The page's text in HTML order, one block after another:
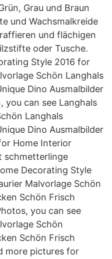
Grau und Braun
und Wachsmalkreide
und flächigen
oder Tusche.
Style 2016 for
Schön Langhals
Dino Ausmalbilder
you can see Langhals
Langhals
Dino Ausmalbilder
Home Interior
schmetterlinge
Decorating Style
Malvorlage Schön
Schön Frisch
you can see
Schön
Schön Frisch
more pictures for